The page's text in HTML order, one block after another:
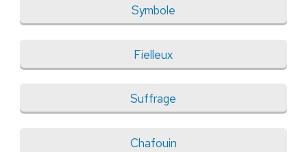
Symbole
Fielleux
Suffrage
Chafouin